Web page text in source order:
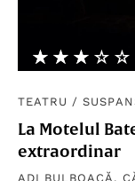
★★★★★
☆☆☆☆☆
TEATRU /
La Motelul
extraordinar
ADI BULBOACĂ ,